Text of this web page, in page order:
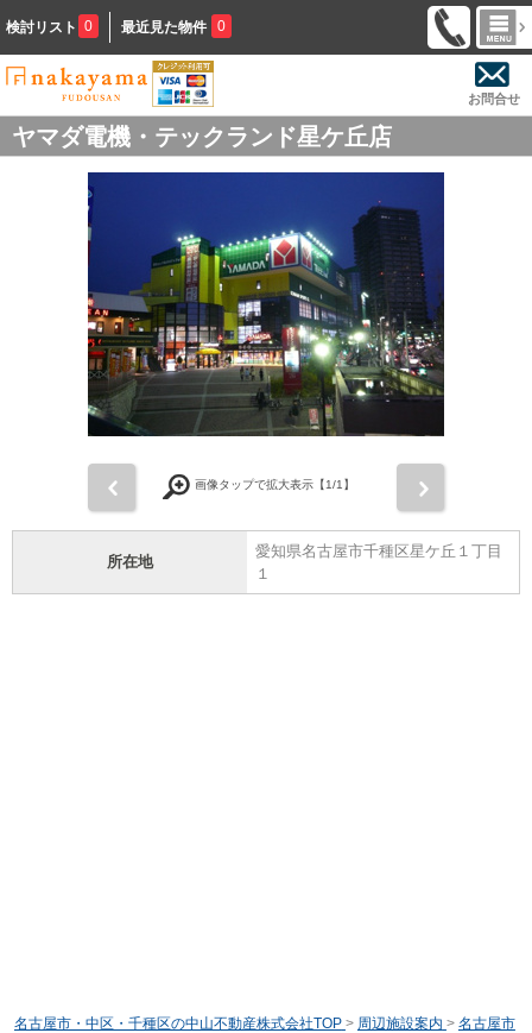
検討リスト 0 最近見た物件 0
お問合せ
ヤマダ電機・テックランド星ケ丘店
画像タップで拡大表示【1/1】
所在地
愛知県名古屋市千種区星ケ丘１丁目
１
名古屋市・中区・千種区の中山不動産株式会社TOP > 周辺施設案内 > 名古屋市